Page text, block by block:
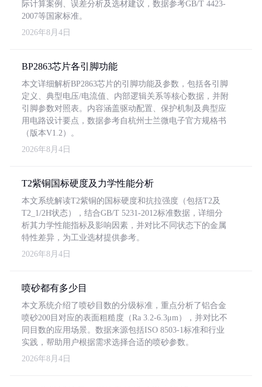
际计算案例、误差分析及选材建议，数据参考GB/T 4423-
2007等国家标准。
2026年8月4日
BP2863芯片各引脚功能
本文详细解析BP2863芯片的引脚功能及参数，包括各引脚
定义、典型电压/电流值、内部逻辑关系等核心数据，并附
引脚参数对照表。内容涵盖驱动配置、保护机制及典型应
用电路设计要点，数据参考自杭州士兰微电子官方规格书
（版本V1.2）。
2026年8月4日
T2紫铜国标硬度及力学性能分析
本文系统解读T2紫铜的国标硬度和抗拉强度（包括T2及
T2_1/2H状态），结合GB/T 5231-2012标准数据，详细分
析其力学性能指标及影响因素，并对比不同状态下的金属
特性差异，为工业选材提供参考。
2026年8月4日
喷砂都有多少目
本文系统介绍了喷砂目数的分级标准，重点分析了铝合金
喷砂200目对应的表面粗糙度（Ra 3.2-6.3μm），并对比不
同目数的应用场景。数据来源包括ISO 8503-1标准和行业
实践，帮助用户根据需求选择合适的喷砂参数。
2026年8月4日